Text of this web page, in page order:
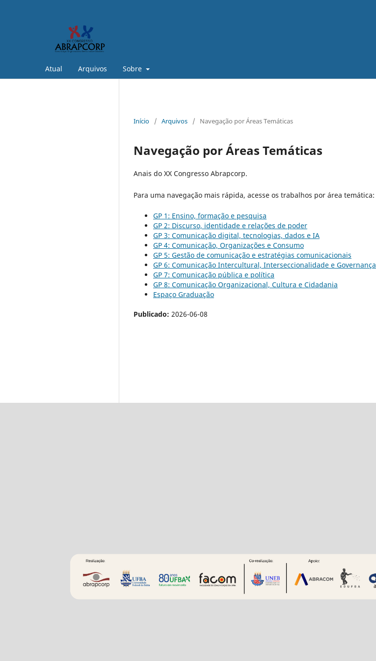
Atual Arquivos Sobre
Início / Arquivos / Navegação por Áreas Temáticas
Navegação por Áreas Temáticas
Anais do XX Congresso Abrapcorp.
Para uma navegação mais rápida, acesse os trabalhos por área temática:
GP 1: Ensino, formação e pesquisa
GP 2: Discurso, identidade e relações de poder
GP 3: Comunicação digital, tecnologias, dados e IA
GP 4: Comunicação, Organizações e Consumo
GP 5: Gestão de comunicação e estratégias comunicacionais
GP 6: Comunicação Intercultural, Interseccionalidade e Governança
GP 7: Comunicação pública e política
GP 8: Comunicação Organizacional, Cultura e Cidadania
Espaço Graduação
Publicado: 2026-06-08